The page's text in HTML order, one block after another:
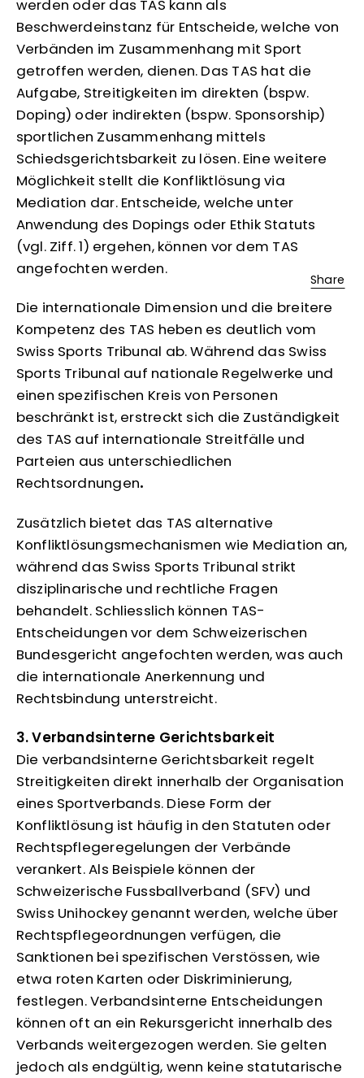
werden oder das TAS kann als
Beschwerdeinstanz für Entscheide, welche von
Verbänden im Zusammenhang mit Sport
getroffen werden, dienen. Das TAS hat die
Aufgabe, Streitigkeiten im direkten (bspw.
Doping) oder indirekten (bspw. Sponsorship)
sportlichen Zusammenhang mittels
Schiedsgerichtsbarkeit zu lösen. Eine weitere
Möglichkeit stellt die Konfliktlösung via
Mediation dar. Entscheide, welche unter
Anwendung des Dopings oder Ethik Statuts
(vgl. Ziff. 1) ergehen, können vor dem TAS
angefochten werden.
Die internationale Dimension und die breitere
Kompetenz des TAS heben es deutlich vom
Swiss Sports Tribunal ab. Während das Swiss
Sports Tribunal auf nationale Regelwerke und
einen spezifischen Kreis von Personen
beschränkt ist, erstreckt sich die Zuständigkeit
des TAS auf internationale Streitfälle und
Parteien aus unterschiedlichen
Rechtsordnungen.
Zusätzlich bietet das TAS alternative
Konfliktlösungsmechanismen wie Mediation an,
während das Swiss Sports Tribunal strikt
disziplinarische und rechtliche Fragen
behandelt. Schliesslich können TAS-
Entscheidungen vor dem Schweizerischen
Bundesgericht angefochten werden, was auch
die internationale Anerkennung und
Rechtsbindung unterstreicht.
3. Verbandsinterne Gerichtsbarkeit
Die verbandsinterne Gerichtsbarkeit regelt
Streitigkeiten direkt innerhalb der Organisation
eines Sportverbands. Diese Form der
Konfliktlösung ist häufig in den Statuten oder
Rechtspflegeregelungen der Verbände
verankert. Als Beispiele können der
Schweizerische Fussballverband (SFV) und
Swiss Unihockey genannt werden, welche über
Rechtspflegeordnungen verfügen, die
Sanktionen bei spezifischen Verstössen, wie
etwa roten Karten oder Diskriminierung,
festlegen. Verbandsinterne Entscheidungen
können oft an ein Rekursgericht innerhalb des
Verbands weitergezogen werden. Sie gelten
jedoch als endgültig, wenn keine statutarische
Share